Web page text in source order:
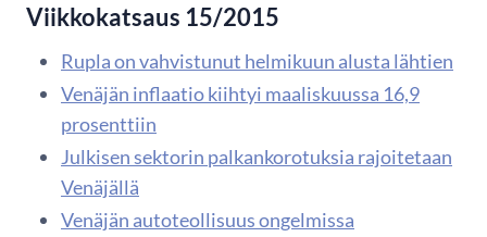
Viikkokatsaus 15/2015
Rupla on vahvistunut helmikuun alusta lähtien
Venäjän inflaatio kiihtyi maaliskuussa 16,9
prosenttiin
Julkisen sektorin palkankorotuksia rajoitetaan
Venäjällä
Venäjän autoteollisuus ongelmissa